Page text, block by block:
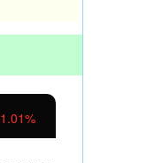
1.01%